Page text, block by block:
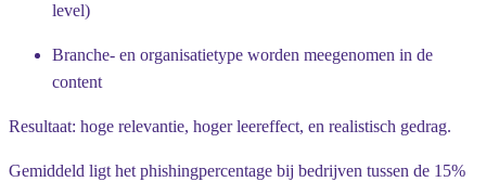
level)
Branche- en organisatietype worden meegenomen in de
content
Resultaat: hoge relevantie, hoger leereffect, en realistisch gedrag.
Gemiddeld ligt het phishingpercentage bij bedrijven tussen de 15%